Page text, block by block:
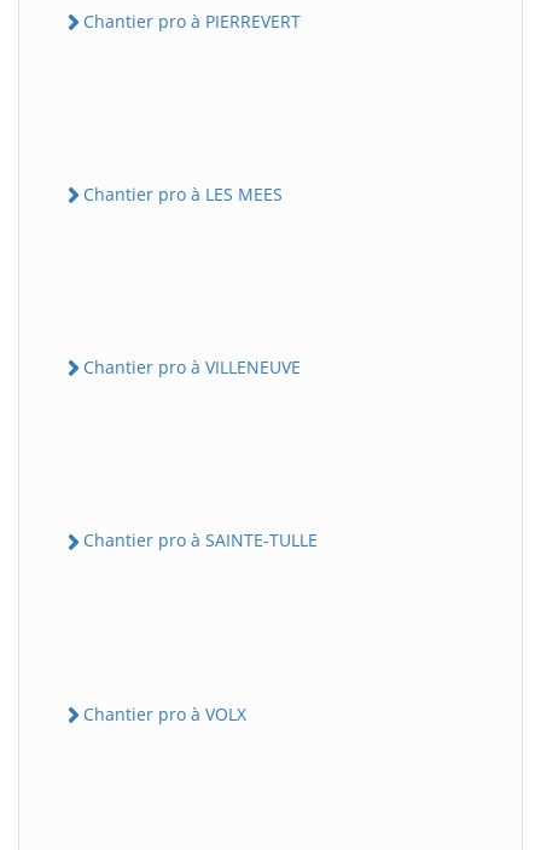
Chantier pro à PIERREVERT
Chantier pro à LES MEES
Chantier pro à VILLENEUVE
Chantier pro à SAINTE-TULLE
Chantier pro à VOLX